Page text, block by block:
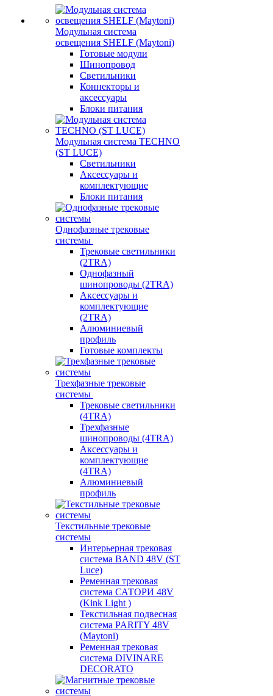
Модульная система
освещения SHELF (Maytoni)
Готовые модули
Шинопровод
Светильники
Коннекторы и
аксессуары
Блоки питания
Модульная система TECHNO
(ST LUCE)
Светильники
Аксессуары и
комплектующие
Блоки питания
Однофазные трековые
системы
Трековые светильники
(2TRA)
Однофазный
шинопроводы (2TRA)
Аксессуары и
комплектующие
(2TRA)
Алюминиевый
профиль
Готовые комплекты
Трехфазные трековые
системы
Трековые светильники
(4TRA)
Трехфазные
шинопроводы (4TRA)
Аксессуары и
комплектующие
(4TRA)
Алюминиевый
профиль
Текстильные трековые
системы
Интерьерная трековая
система BAND 48V (ST
Luce)
Ременная трековая
система САТОРИ 48V
(Kink Light )
Текстильная подвесная
система PARITY 48V
(Maytoni)
Ременная трековая
система DIVINARE
DECORATO